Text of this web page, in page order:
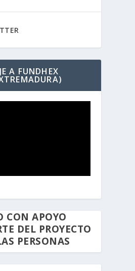
A FUNDHEX
CON APOYO
DEL PROYECTO
PERSONAS